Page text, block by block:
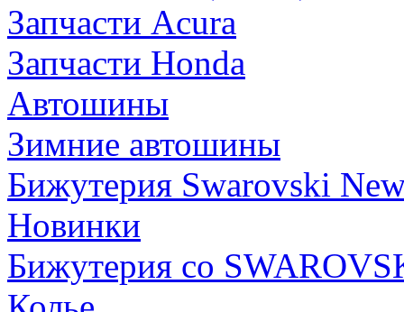
Запчасти Acura
Запчасти Honda
Автошины
Зимние автошины
Бижутерия Swarovski
Новинки
Бижутерия со